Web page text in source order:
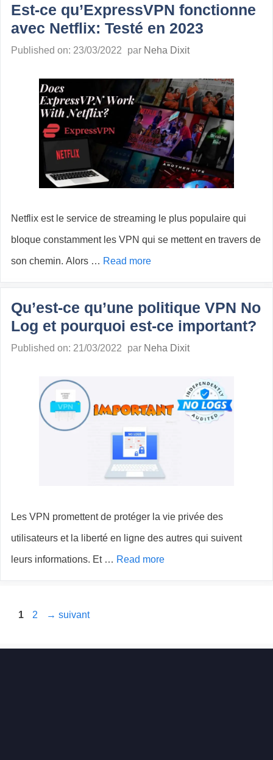
Est-ce qu’ExpressVPN fonctionne
avec Netflix: Testé en 2023
Published on: 23/03/2022 par Neha Dixit
Netflix est le service de streaming le plus populaire qui
bloque constamment les VPN qui se mettent en travers de
son chemin. Alors … Read more
Qu’est-ce qu’une politique VPN No
Log et pourquoi est-ce important?
Published on: 21/03/2022 par Neha Dixit
Les VPN promettent de protéger la vie privée des
utilisateurs et la liberté en ligne des autres qui suivent
leurs informations. Et … Read more
Page
1 Page
2 → suivant